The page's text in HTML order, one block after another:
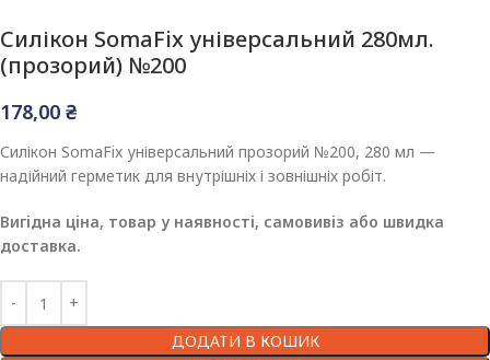
Силікон SomaFix універсальний 280мл.
(прозорий) №200
178,00 ₴
Силікон SomaFix універсальний прозорий №200, 280 мл —
надійний герметик для внутрішніх і зовнішніх робіт.
Вигідна ціна, товар у наявності, самовивіз або швидка
доставка.
ДОДАТИ В КОШИК